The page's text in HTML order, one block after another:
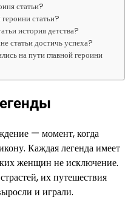
статьи?
статьи?
история детства?
статьи достичь успеха?
на пути главной героини
— момент, когда
Каждая легенда имеет
женщин не исключение.
их путешествия
и играли.